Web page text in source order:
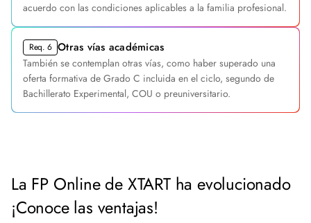
acuerdo con las condiciones aplicables a la familia profesional.
Req. 6 Otras vías académicas
También se contemplan otras vías, como haber superado una
oferta formativa de Grado C incluida en el ciclo, segundo de
Bachillerato Experimental, COU o preuniversitario.
La FP Online de XTART ha evolucionado
¡Conoce las ventajas!